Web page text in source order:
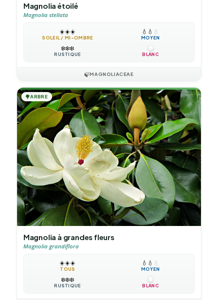
Magnolia étoilé
Magnolia stellata
☀️☀️☀️
SOLEIL / MI-OMBRE
💧 💧 💧
MOYEN
❄️❄️❄️
RUSTIQUE BLANC
🍃MAGNOLIACEAE
🌳ARBRE
Magnolia à grandes fleurs
Magnolia grandiflora
☀️☀️☀️
TOUS
💧 💧 💧
MOYEN
❄️❄️❄️
RUSTIQUE BLANC